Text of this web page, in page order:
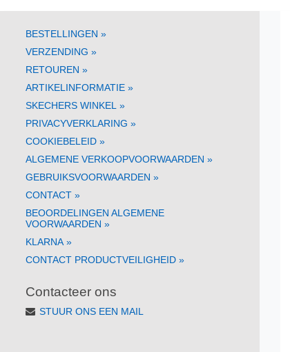
BESTELLINGEN »
VERZENDING »
RETOUREN »
ARTIKELINFORMATIE »
SKECHERS WINKEL »
PRIVACYVERKLARING »
COOKIEBELEID »
ALGEMENE VERKOOPVOORWAARDEN »
GEBRUIKSVOORWAARDEN »
CONTACT »
BEOORDELINGEN ALGEMENE
VOORWAARDEN »
KLARNA »
CONTACT PRODUCTVEILIGHEID »
Contacteer ons
STUUR ONS EEN MAIL